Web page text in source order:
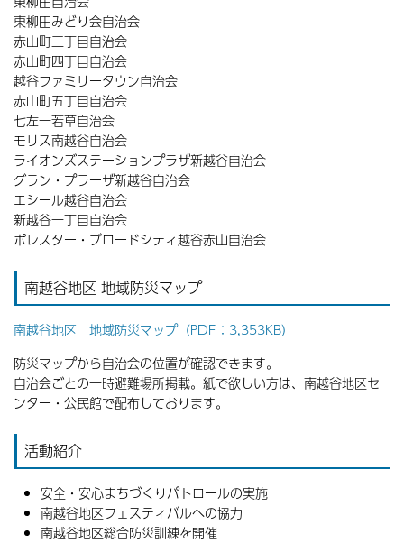
東柳田みどり会自治会
赤山町三丁目自治会
赤山町四丁目自治会
越谷ファミリータウン自治会
赤山町五丁目自治会
七左一若草自治会
モリス南越谷自治会
ライオンズステーションプラザ新越谷自治会
グラン・プラーザ新越谷自治会
エシール越谷自治会
新越谷一丁目自治会
ポレスター・ブロードシティ越谷赤山自治会
南越谷地区 地域防災マップ
南越谷地区 地域防災マップ（PDF：3,353KB）
防災マップから自治会の位置が確認できます。
自治会ごとの一時避難場所掲載。紙で欲しい方は、南越谷地区セ
ンター・公民館で配布しております。
活動紹介
安全・安心まちづくりパトロールの実施
南越谷地区フェスティバルへの協力
南越谷地区総合防災訓練を開催